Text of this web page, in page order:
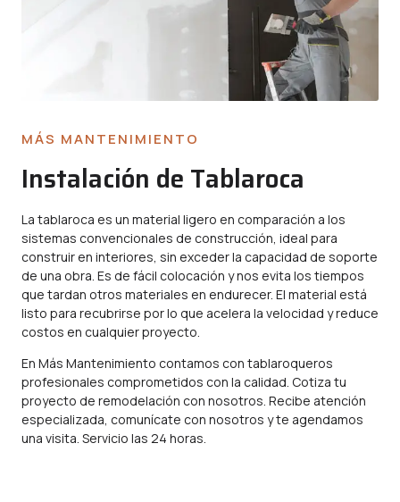
MÁS MANTENIMIENTO
Instalación de Tablaroca
La tablaroca es un material ligero en comparación a los
sistemas convencionales de construcción, ideal para
construir en interiores, sin exceder la capacidad de soporte
de una obra. Es de fácil colocación y nos evita los tiempos
que tardan otros materiales en endurecer. El material está
listo para recubrirse por lo que acelera la velocidad y reduce
costos en cualquier proyecto.
En Más Mantenimiento contamos con tablaroqueros
profesionales comprometidos con la calidad. Cotiza tu
proyecto de remodelación con nosotros. Recibe atención
especializada, comunícate con nosotros y te agendamos
una visita. Servicio las 24 horas.